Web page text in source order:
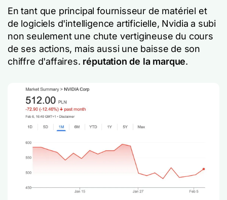
En tant que principal fournisseur de matériel et
de logiciels d'intelligence artificielle, Nvidia a subi
non seulement une chute vertigineuse du cours
de ses actions, mais aussi une baisse de son
chiffre d'affaires. réputation de la marque.